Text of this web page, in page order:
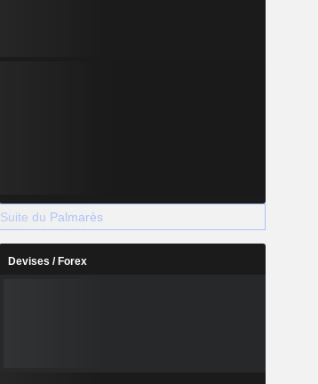
Suite du Palmarès
Devises / Forex